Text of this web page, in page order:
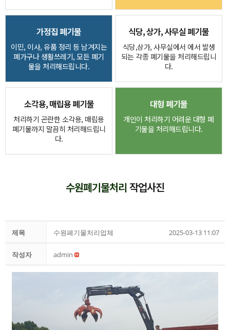
가정집 폐기물
이민, 이사, 유품 정리 등 남겨지는
폐가구나 생활쓰레기, 모든 폐기
물을 처리해드립니다.
식당, 상가, 사무실 폐기물
식당,상가, 사무실에서 에서 발생
되는 각종 폐기물을 처리해드립니
다.
소각용, 매립용 폐기물
처리하기 곤란한 소각용, 매립용
폐기물까지 말끔히 처리해드립니
다.
대형 폐기물
개인이 처리하기 어려운 대형 폐
기물을 처리해드립니다.
수원폐기물처리작업사진
제목 수원폐기물처리업체 2025-03-13 11:07
작성자 admin